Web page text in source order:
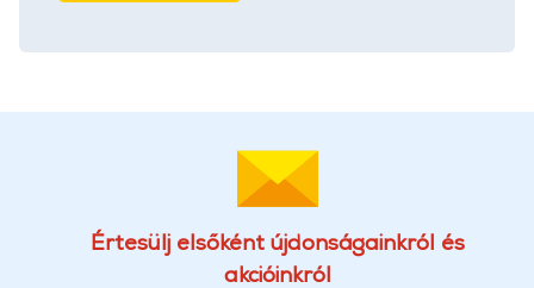
Értesülj elsőként újdonságainkról és
akcióinkról